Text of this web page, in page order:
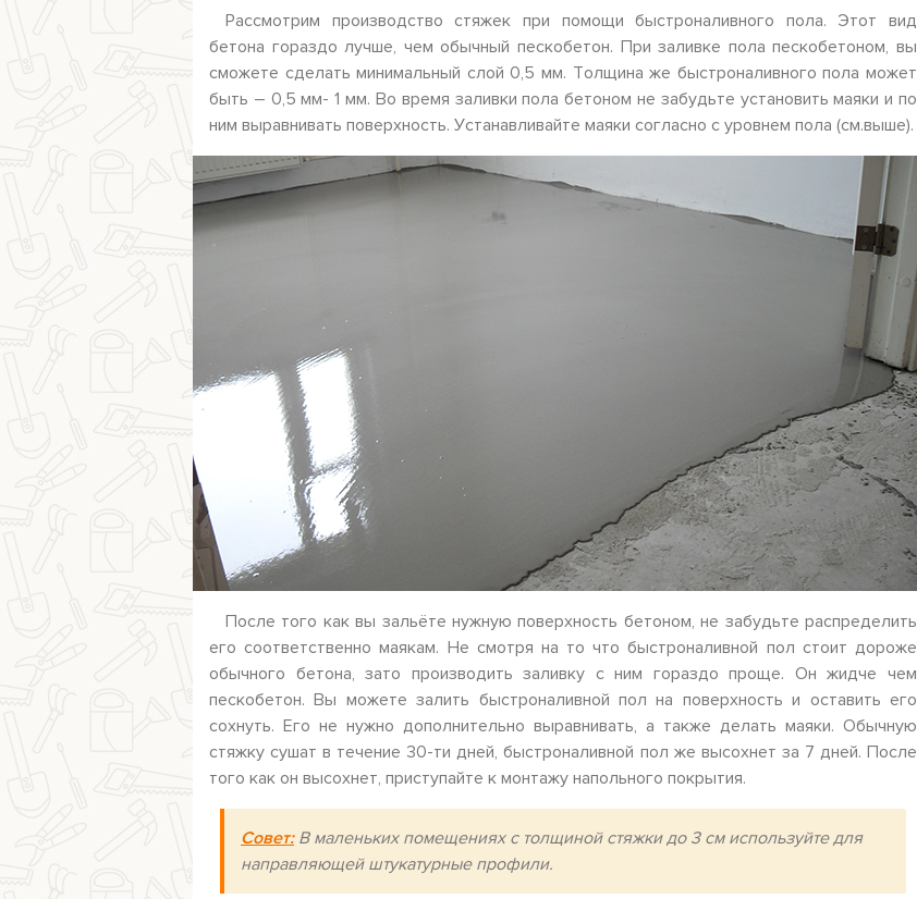
Рассмотрим производство стяжек при помощи быстроналивного пола. Этот вид
бетона гораздо лучше, чем обычный пескобетон. При заливке пола пескобетоном, вы
сможете сделать минимальный слой 0,5 мм. Толщина же быстроналивного пола может
быть – 0,5 мм- 1 мм. Во время заливки пола бетоном не забудьте установить маяки и по
ним выравнивать поверхность. Устанавливайте маяки согласно с уровнем пола (см.выше).
После того как вы зальёте нужную поверхность бетоном, не забудьте распределить
его соответственно маякам. Не смотря на то что быстроналивной пол стоит дороже
обычного бетона, зато производить заливку с ним гораздо проще. Он жидче чем
пескобетон. Вы можете залить быстроналивной пол на поверхность и оставить его
сохнуть. Его не нужно дополнительно выравнивать, а также делать маяки. Обычную
стяжку сушат в течение 30-ти дней, быстроналивной пол же высохнет за 7 дней. После
того как он высохнет, приступайте к монтажу напольного покрытия.
Совет:В маленьких помещениях с толщиной стяжки до 3 см используйте для
направляющей штукатурные профили.